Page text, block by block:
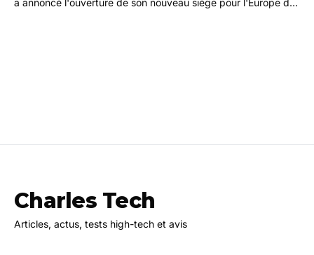
a annoncé l'ouverture de son nouveau siège pour l'Europe de
Charles Tech
Articles, actus, tests high-tech et avis